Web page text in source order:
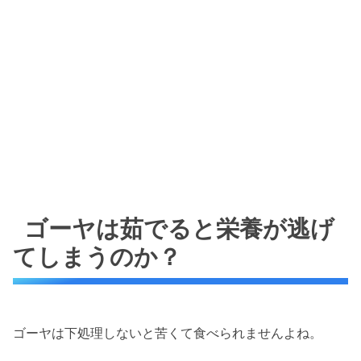
ゴーヤは茹でると栄養が逃げ
てしまうのか？
ゴーヤは下処理しないと苦くて食べられませんよね。